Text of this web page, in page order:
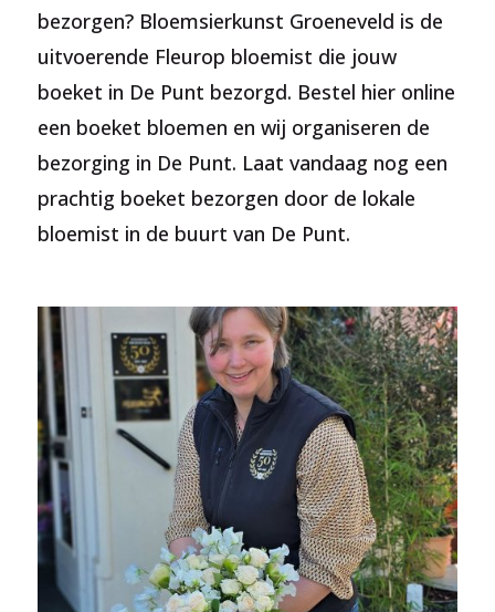
bezorgen? Bloemsierkunst Groeneveld is de
uitvoerende Fleurop bloemist die jouw
boeket in De Punt bezorgd. Bestel hier online
een boeket bloemen en wij organiseren de
bezorging in De Punt. Laat vandaag nog een
prachtig boeket bezorgen door de lokale
bloemist in de buurt van De Punt.